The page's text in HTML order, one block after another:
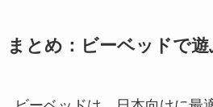
まとめ：ビーベッドで遊